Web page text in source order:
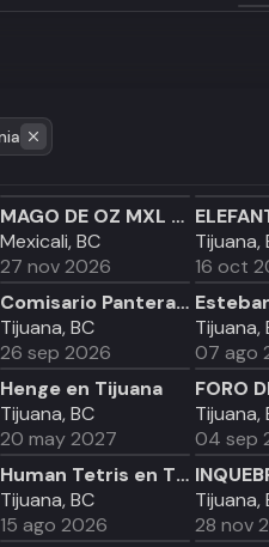
MAGO DE OZ MXL 2026
Mexicali, BC
27 nov 2026
Tijuana,
16 oct
Comisario Pantera y Pastilla en Tijuana
Tijuana, BC
26 sep 2026
Tijuana,
07 ago
Henge en Tijuana
Tijuana, BC
20 may 2027
Tijuana,
04 sep
Human Tetris en Tijuana
Tijuana, BC
15 ago 2026
Tijuana,
28 nov